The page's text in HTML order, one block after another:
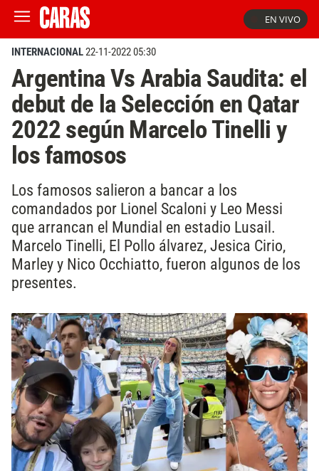
EN VIVO
INTERNACIONAL22-11-2022 05:30
Argentina Vs Arabia Saudita: el
debut de la Selección en Qatar
2022 según Marcelo Tinelli y
los famosos
Los famosos salieron a bancar a los
comandados por Lionel Scaloni y Leo Messi
que arrancan el Mundial en estadio Lusail.
Marcelo Tinelli, El Pollo álvarez, Jesica Cirio,
Marley y Nico Occhiatto, fueron algunos de los
presentes.